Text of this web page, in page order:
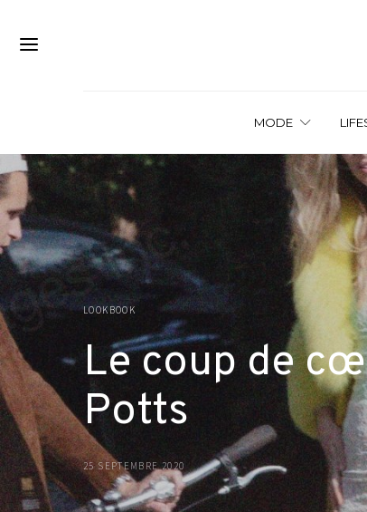
MODE
LOOKBOOK
Le coup de
Potts
25 SEPTEMBRE 2020